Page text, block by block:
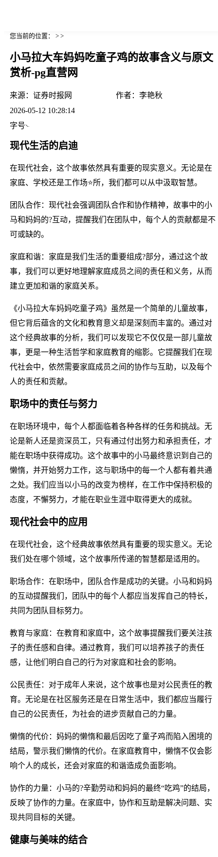
您当前的位置： > >
小马拉大车妈妈吃童子鸡的故事含义与原文
赏析-pg直营网
来源： 证券时报网 作者： 李艳秋
2026-05-12 10:28:14
字号
现代生活的启迪
在现代社会，这个故事依然具有重要的现实意义。无论是在
家庭、学校还是工作场⭐所，我们都可以从中汲取智慧。
团队合作：现代社会强调团队合作和协作精神，故事中的小
马和妈妈的?互动，提醒我们在团队中，每个人的贡献都是不
可或缺的。
家庭和谐：家庭是我们生活的重要组成?部分，通过这个故
事，我们可以更好地理解家庭成员之间的责任和义务，从而
建立更加和谐的家庭关系。
《小马拉大车妈妈吃童子鸡》虽然是一个简单的儿童故事，
但它背后蕴含的文化和教育意义却是深刻而丰富的。通过对
这个经典故事的分析，我们可以发现它不仅仅是一部儿童故
事，更是一种生活哲学和家庭教育的缩影。它提醒我们在现
代社会中，依然需要家庭成员之间的协作与互助，以及每个
人的责任和贡献。
职场中的责任与努力
在职场环境中，每个人都面临着各种各样的任务和挑战。无
论是新人还是资深员工，只有通过付出努力和承担责任，才
能在职场中获得成功。这个故事中的小马最终意识到自己的
懒惰，并开始努力工作，这与职场中的每一个人都有着共通
之处。我们应当以小马的改变为榜样，在工作中保持积极的
态度，不懈努力，才能在职业生涯中取得更大的成就。
现代社会中的应用
在现代社会，这个经典故事依然具有重要的现实意义。无论
我们处在哪个领域，这个故事所传递的智慧都是适用的。
职场合作：在职场中，团队合作是成功的关键。小马和妈妈
的互动提醒我们，团队中的每个人都应当发挥自己的特长，
共同为团队目标努力。
教育与家庭：在教育和家庭中，这个故事提醒我们要关注孩
子的责任感和自律。通过教育，我们可以培养孩子的责任
感，让他们明白自己的行为对家庭和社会的影响。
公民责任：对于成年人来说，这个故事也是对公民责任的教
育。无论是在社区服务还是在日常生活中，我们都应当履行
自己的公民责任，为社会的进步贡献自己的力量。
懒惰的代价：妈妈的懒惰和最后因吃了童子鸡而陷入困境的
结局，警示我们懒惰的代价。在家庭教育中，懒惰不仅会影
响个人的成长，还会对家庭的和谐造成负面影响。
协作的力量：小马的?辛勤劳动和妈妈的最终“吃鸡”的结局，
反映了协作的力量。在家庭中，协作和互助是解决问题、实
现共同目标的关键。
健康与美味的结合